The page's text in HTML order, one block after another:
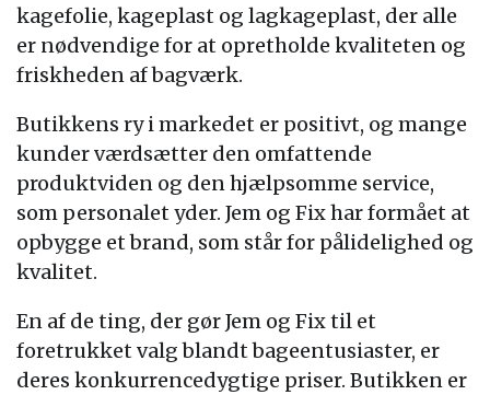
kagefolie, kageplast og lagkageplast, der alle
er nødvendige for at opretholde kvaliteten og
friskheden af bagværk.
Butikkens ry i markedet er positivt, og mange
kunder værdsætter den omfattende
produktviden og den hjælpsomme service,
som personalet yder. Jem og Fix har formået at
opbygge et brand, som står for pålidelighed og
kvalitet.
En af de ting, der gør Jem og Fix til et
foretrukket valg blandt bageentusiaster, er
deres konkurrencedygtige priser. Butikken er